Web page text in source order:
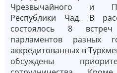
Чрезвычайного и
Республики Чад. В
состоялось 8
парламентов разных
аккредитованных в
обсуждены